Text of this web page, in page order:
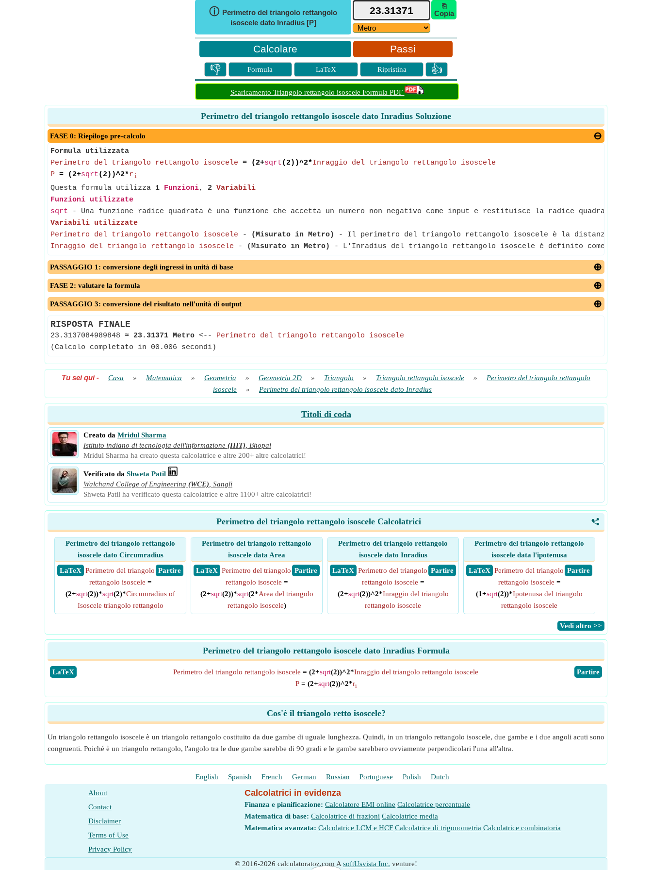
ⓘ Perimetro del triangolo rettangolo
isoscele dato Inradius [P]
⎘
Copia
Passi
👎 Formula LaTeX Ripristina 👍
Scaricamento Triangolo rettangolo isoscele Formula PDF
Perimetro del triangolo rettangolo isoscele dato Inradius Soluzione
FASE 0: Riepilogo pre-calcolo
Formula utilizzata
Perimetro del triangolo rettangolo isoscele = (2+sqrt(2))^2*Inraggio del triangolo rettangolo isoscele
P = (2+sqrt(2))^2*ri
Questa formula utilizza 1 Funzioni, 2 Variabili
Funzioni utilizzate
sqrt - Una funzione radice quadrata è una funzione che accetta un numero non negativo come input e restituisce la radice quadrata del
Variabili utilizzate
Perimetro del triangolo rettangolo isoscele - (Misurato in Metro)
- Il perimetro del triangolo rettangolo isoscele è la distanza totale
Inraggio del triangolo rettangolo isoscele - (Misurato in Metro) - L'Inradius del triangolo rettangolo isoscele è definito come il
PASSAGGIO 1: conversione degli ingressi in unità di base
FASE 2: valutare la formula
PASSAGGIO 3: conversione del risultato nell'unità di output
RISPOSTA FINALE
23.3137084989848 ≈ 23.31371 Metro <-- Perimetro del triangolo rettangolo isoscele
(Calcolo completato in 00.006 secondi)
Tu sei qui- Casa » Matematica » Geometria » Geometria 2D » Triangolo » Triangolo rettangolo isoscele »
Perimetro del triangolo rettangolo
isoscele
» Perimetro del triangolo rettangolo isoscele dato Inradius
Titoli di coda
Creato da Mridul Sharma
Istituto indiano di tecnologia dell'informazione (IIIT)
Bhopal
Mridul Sharma ha creato questa calcolatrice e altre 200+ altre calcolatrici!
Verificato da Shweta Patil
Walchand College of Engineering (WCE) Sangli
Shweta Patil ha verificato questa calcolatrice e altre 1100+ altre calcolatrici!
<
Perimetro del triangolo rettangolo isoscele Calcolatrici
Perimetro del triangolo rettangolo
isoscele dato Circumradius
​ LaTeX
​ Partire
Perimetro del triangolo
rettangolo isoscele =
(2+sqrt(2))*sqrt(2)*Circumradius of
Isoscele triangolo rettangolo
Perimetro del triangolo rettangolo
isoscele data Area
​ LaTeX
​ Partire
Perimetro del triangolo
rettangolo isoscele =
(2+sqrt(2))*sqrt(2*Area del triangolo
rettangolo isoscele)
Perimetro del triangolo rettangolo
isoscele dato Inradius
​ LaTeX
​ Partire
Perimetro del triangolo
rettangolo isoscele =
(2+sqrt(2))^2*Inraggio del triangolo
rettangolo isoscele
Perimetro del triangolo rettangolo
isoscele data l'ipotenusa
​ LaTeX
​ Partire
Perimetro del triangolo
rettangolo isoscele =
(1+sqrt(2))*Ipotenusa del triangolo
rettangolo isoscele
​Vedi altro >>
Perimetro del triangolo rettangolo isoscele dato Inradius Formula
​LaTeX ​Partire
Perimetro del triangolo rettangolo isoscele = (2+sqrt(2))^2*Inraggio del triangolo rettangolo isoscele
P= (2+sqrt(2))^2*ri
Cos'è il triangolo retto isoscele?
Un triangolo rettangolo isoscele è un triangolo rettangolo costituito da due gambe di uguale lunghezza. Quindi, in un triangolo rettangolo isoscele, due gambe e i due angoli acuti sono
congruenti. Poiché è un triangolo rettangolo, l'angolo tra le due gambe sarebbe di 90 gradi e le gambe sarebbero ovviamente perpendicolari l'una all'altra.
English Spanish French German Russian Portuguese Polish Dutch
About
Contact
Disclaimer
Terms of Use
Privacy Policy
Calcolatrici in evidenza
Finanza e pianificazione: Calcolatore EMI online Calcolatrice percentuale
Matematica di base: Calcolatrice di frazioni Calcolatrice media
Matematica avanzata: Calcolatrice LCM e HCF Calcolatrice di trigonometria Calcolatrice combinatoria
© 2016-2026 calculatoratoz.com A softUsvista Inc. venture!